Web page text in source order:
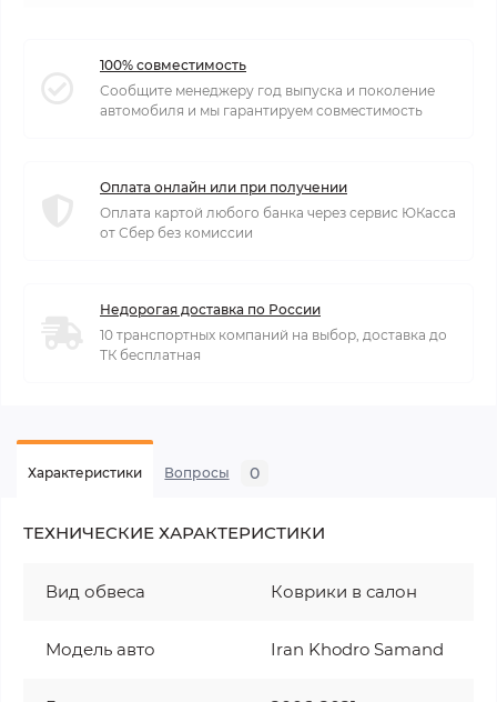
100% совместимость
Сообщите менеджеру год выпуска и поколение
автомобиля и мы гарантируем совместимость
Оплата онлайн или при получении
Оплата картой любого банка через сервис ЮКасса
от Сбер без комиссии
Недорогая доставка по России
10 транспортных компаний на выбор, доставка до
ТК бесплатная
Характеристики Вопросы 0
ТЕХНИЧЕСКИЕ ХАРАКТЕРИСТИКИ
Вид обвеса Коврики в салон
Модель авто Iran Khodro Samand